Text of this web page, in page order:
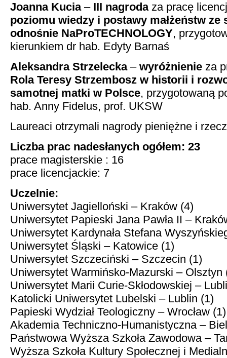
Joanna Kucia–III nagrodaza pracę
poziomu wiedzy i postawy małżeństw ze
odnośnie NaProTECHNOLOGY,
kierunkiem dr hab. Edyty Barnaś
Aleksandra Strzelecka– wyróżnienie za
Rola Teresy Strzembosz w historii i
samotnej matki w Polsce, przygotowaną
hab. Anny Fidelus, prof. UKSW
Laureaci otrzymali nagrody pieniężne i
Liczba prac nadesłanych ogółem: 23
prace magisterskie : 16
prace licencjackie: 7
Uczelnie:
Uniwersytet Jagielloński – Kraków (4)
Uniwersytet Papieski Jana Pawła II –
Uniwersytet Kardynała Stefana
Uniwersytet Śląski – Katowice (1)
Uniwersytet Szczeciński – Szczecin (1)
Uniwersytet Warmińsko-Mazurski – Olsztyn
Uniwersytet Marii Curie-Skłodowskiej –
Katolicki Uniwersytet Lubelski – Lublin (1)
Papieski Wydział Teologiczny – Wrocław (1)
Akademia Techniczno-Humanistyczna –
Państwowa Wyższa Szkoła Zawodowa –
Wyższa Szkoła Kultury Społecznej i